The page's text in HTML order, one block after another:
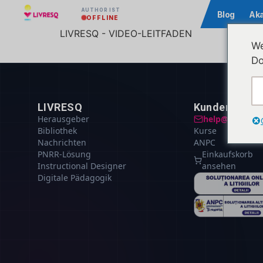
AUTHOR IST
OFFLINE Blog
LIVRESQ - VIDEO-LEITFADEN
LIVRESQ
Herausgeber
Bibliothek
Nachrichten
PNRR-Lösung
Instructional Designer
Digitale Pädagogik
Kurse
ANPC
Einkaufskorb
ansehen